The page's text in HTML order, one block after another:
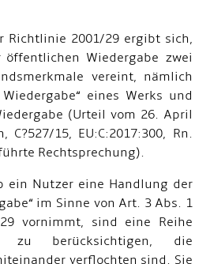
Richtlinie 2001/29 ergibt sich,
Wiedergabe zwei
vereint, nämlich
eines Werks und
(Urteil vom 26. April
C?527/15, EU:C:2017:300, Rn.
Rechtsprechung).
ein Nutzer eine Handlung der
im Sinne von Art. 3 Abs. 1
vornimmt, sind eine Reihe
zu berücksichtigen, die
verflochten sind. Sie